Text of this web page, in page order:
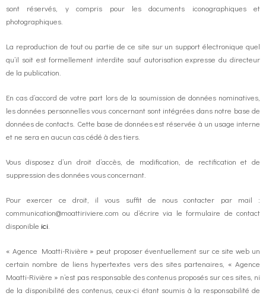
o
k
g
r
m
contact
FR
sont réservés, y compris pour les documents iconographiques et
photographiques.
La reproduction de tout ou partie de ce site sur un support électronique quel
qu’il soit est formellement interdite sauf autorisation expresse du directeur
de la publication.
En cas d’accord de votre part lors de la soumission de données nominatives,
les données personnelles vous concernant sont intégrées dans notre base de
données de contacts. Cette base de données est réservée à un usage interne
et ne sera en aucun cas cédé à des tiers.
Vous disposez d’un droit d’accès, de modification, de rectification et de
suppression des données vous concernant.
Pour exercer ce droit, il vous suffit de nous contacter par mail :
communication@moattiriviere.com ou d’écrire via le formulaire de contact
disponible ici
« Agence Moatti-Rivière » peut proposer éventuellement sur ce site web un
certain nombre de liens hypertextes vers des sites partenaires, « Agence
Moatti-Rivière » n’est pas responsable des contenus proposés sur ces sites, ni
de la disponibilité des contenus, ceux-ci étant soumis à la responsabilité de